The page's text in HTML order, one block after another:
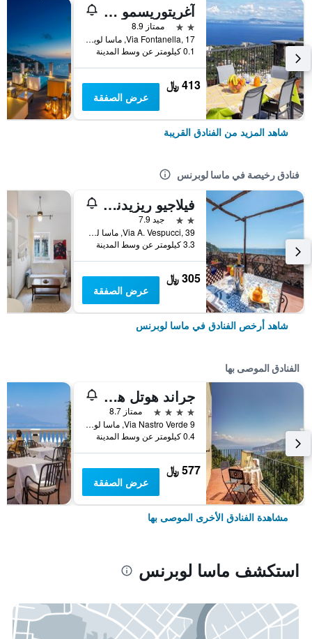
آغريتوريسمو لا لوبرا
2 نجمتين
ممتاز 8.9
Via Fontanella, 17, ماسا لوبرنس, مقاطعة نابولي, إيطاليا
0.1 كيلومتر عن وسط المدينة
413 ﷼
عرض الصفقة
شاهد المزيد من الفنادق القريبة
فنادق رخيصة في ماسا لوبرنس
فيلاجيو ريزيدنس نيتونو
2 نجمتين
جيد 7.9
Via A. Vespucci, 39, ماسا لوبرنس, مقاطعة نابولي, إيطاليا
3.3 كيلومتر عن وسط المدينة
305 ﷼
عرض الصفقة
شاهد أرخص الفنادق في ماسا لوبرنس
الفنادق الموصى بها
جراند هوتل هيرميتاج آند فيلا روميتا
4 نجوم
ممتاز 8.7
Via Nastro Verde 9, ماسا لوبرنس, مقاطعة نابولي, إيطاليا
0.4 كيلومتر عن وسط المدينة
577 ﷼
عرض الصفقة
مشاهدة الفنادق الأخرى الموصى بها
استكشف ماسا لوبرنس